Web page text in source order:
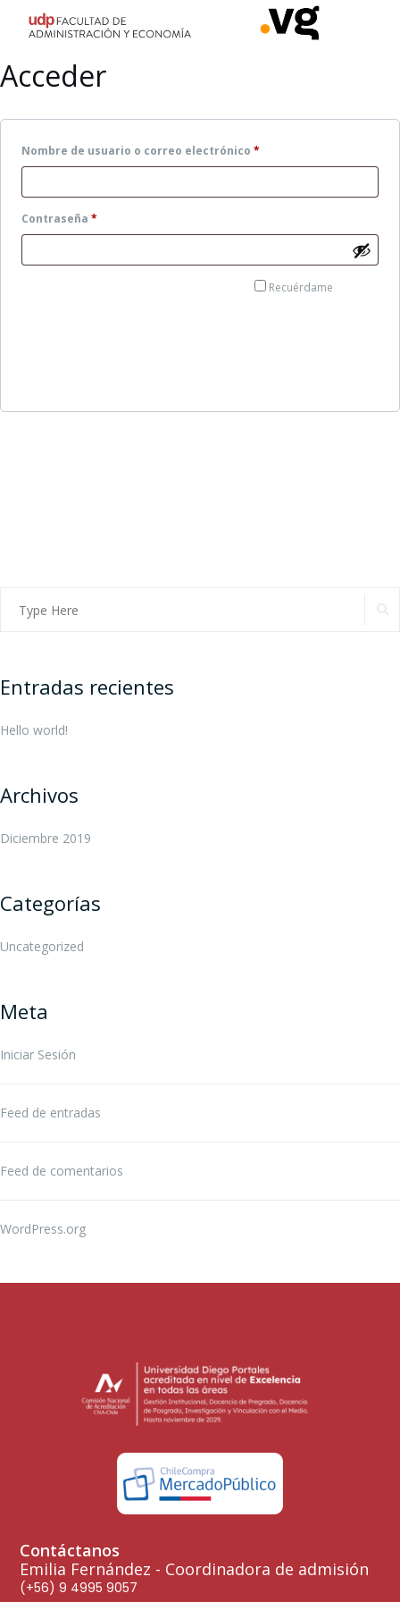
Acceder
Nombre de usuario o correo electrónico *
Contraseña *
Recuérdame
Entradas recientes
Hello world!
Archivos
Diciembre 2019
Categorías
Uncategorized
Meta
Iniciar Sesión
Feed de entradas
Feed de comentarios
WordPress.org
Contáctanos
Emilia Fernández - Coordinadora de admisión
(+56) 9 4995 9057